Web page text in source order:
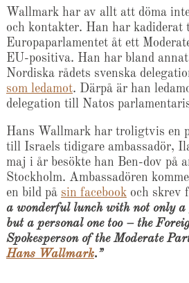
Wallmark har av allt att döma
och kontakter. Han har kadiderat
Europaparlamentet åt ett
EU-positiva. Han har bland
Nordiska rådets svenska
som ledamot. Därpå är han
delegation till Natos
Hans Wallmark har troligtvis en
till Israels tidigare ambassadör,
maj i år besökte han Ben-dov på
Stockholm. Ambassadören
en bild på sin facebook och skrev
a wonderful lunch with not only
but a personal one too – the
Spokesperson of the Moderate
Hans Wallmark.”